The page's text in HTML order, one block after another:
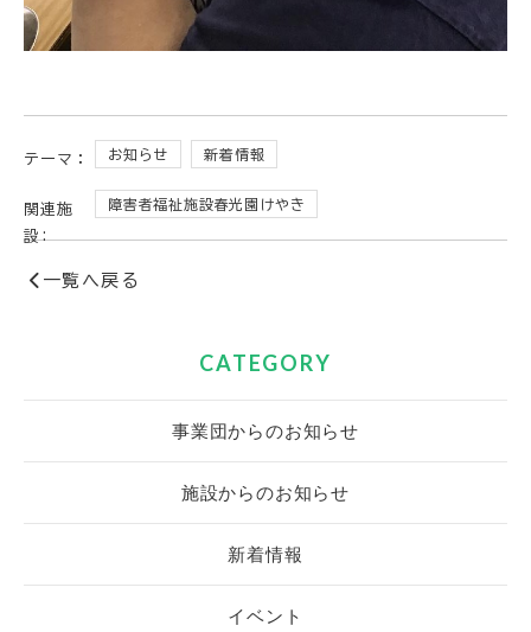
テーマ： お知らせ 新着情報
関連施
設:
障害者福祉施設春光園けやき
一覧へ戻る
CATEGORY
事業団からのお知らせ
施設からのお知らせ
新着情報
イベント